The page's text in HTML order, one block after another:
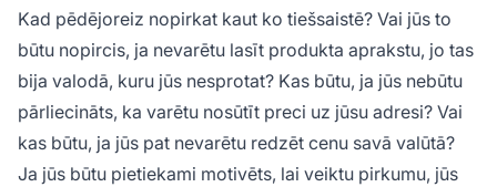
Kad pēdējoreiz nopirkat kaut ko tiešsaistē? Vai jūs to
būtu nopircis, ja nevarētu lasīt produkta aprakstu, jo tas
bija valodā, kuru jūs nesprotat? Kas būtu, ja jūs nebūtu
pārliecināts, ka varētu nosūtīt preci uz jūsu adresi? Vai
kas būtu, ja jūs pat nevarētu redzēt cenu savā valūtā?
Ja jūs būtu pietiekami motivēts, lai veiktu pirkumu, jūs